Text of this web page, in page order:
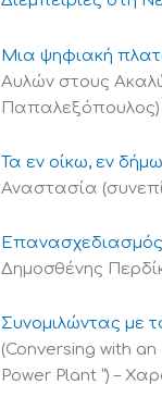
Μια ψηφιακή
Αυλών στους
Παπαλεξόπουλος)
Τα εν οίκω, εν δήμω
Αναστασία
Δημοσθένης
Συνομιλώντας με
(Conversing with
Power Plant “) –